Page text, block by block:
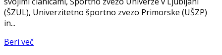
(ŠZUL), Univerzitetno športno zvezo Primorske (UŠZP)
in...
Beri več